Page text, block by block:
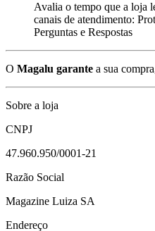
Avalia o tempo que a loja
canais de atendimento:
Perguntas e Respostas
O Magalu garante a sua
Sobre a loja
CNPJ
47.960.950/0001-21
Razão Social
Magazine Luiza SA
Endereço